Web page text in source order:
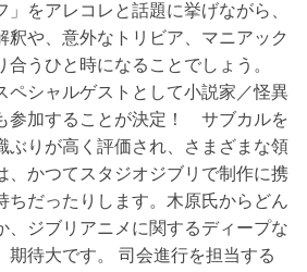
」をアレコレと話題に挙げながら、
釈や、意外なトリビア、マニアック
うひと時になることでしょう。
ペシャルゲストとして小説家／怪異
参加することが決定！ サブカルを
ぶりが高く評価され、さまざまな領
、かつてスタジオジブリで制作に携
ちだったりします。木原氏からどん
、ジブリアニメに関するディープな
期待大です。 司会進行を担当する